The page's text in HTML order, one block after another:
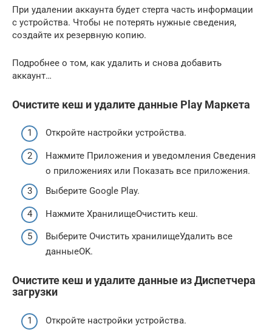
При удалении аккаунта будет стерта часть информации
с устройства. Чтобы не потерять нужные сведения,
создайте их резервную копию.
Подробнее о том, как удалить и снова добавить
аккаунт…
Очистите кеш и удалите данные Play Маркета
Откройте настройки устройства.
Нажмите Приложения и уведомления Сведения
о приложениях или Показать все приложения.
Выберите Google Play.
Нажмите ХранилищеОчистить кеш.
Выберите Очистить хранилищеУдалить все
данныеOK.
Очистите кеш и удалите данные из Диспетчера
загрузки
Откройте настройки устройства.